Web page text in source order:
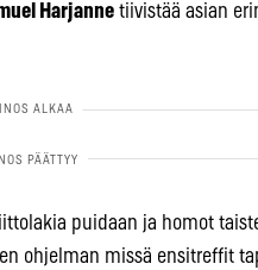
Harjanne tiivistää asian
puidaan ja homot
ohjelman missä ensitreffit